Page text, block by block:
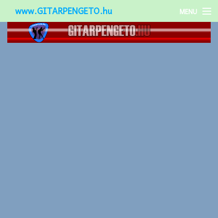
www.GITARPENGETO.hu MENU
Népszerű-